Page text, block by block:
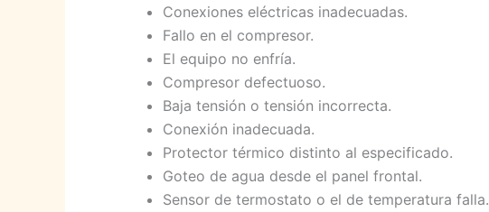
Conexiones eléctricas inadecuadas.
Fallo en el compresor.
El equipo no enfría.
Compresor defectuoso.
Baja tensión o tensión incorrecta.
Conexión inadecuada.
Protector térmico distinto al especificado.
Goteo de agua desde el panel frontal.
Sensor de termostato o el de temperatura falla.